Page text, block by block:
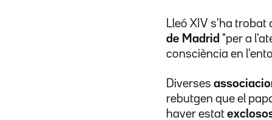
Lleó XIV s'ha
de Madrid "per a
consciència en
Diverses
rebutgen que el
haver estat